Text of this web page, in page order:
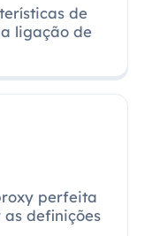
de
ligação de
perfeita
definições